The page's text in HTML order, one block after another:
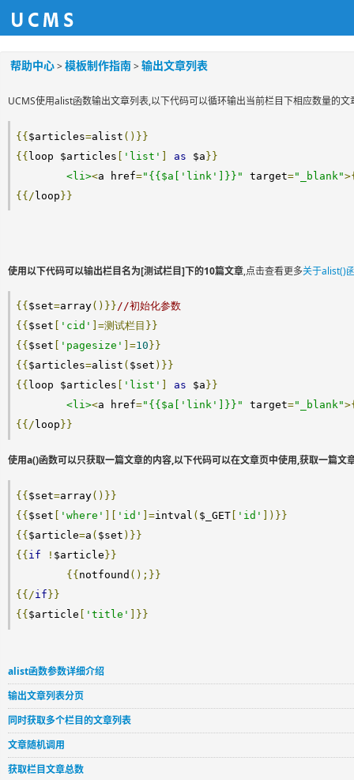
帮助中心>模板制作指南>输出文章列表
UCMS使用alist函数输出文章列表,以下代码可以循环输出当前栏目下相应数量的
{{ $articles=alist ()}}
{{ loop $articles 'list' as $a }}
<li><a href="{{$a['link']}}" target="_blank"
{{/ loop }}
使用以下代码可以输出栏目名为[测试栏目]下的10篇文章,点击查看更多关于alist()
{{ $set=array()}}//初始化参数
{{ $set 'cid'
]=测试栏目}}
{{ $set 'pagesize' ]=10 }}
{{ $articles=alist ( $set )}}
{{ loop $articles 'list' as $a }}
<li><a href="{{$a['link']}}" target="_blank"
{{/ loop }}
使用a()函数可以只获取一篇文章的内容,以下代码可以在文章页中使用,获取一篇文
{{ $set=array()}}
{{ $set 'where' 'id' ]=intval ( $_GET[ 'id'
])}}
{{ $article=a ( $set )}}
{{ if ! $article }}
{{ notfound ();}}
{{/if }}
{{ $article 'title' ]}}
alist函数参数详细介绍
输出文章列表分页
同时获取多个栏目的文章列表
文章随机调用
获取栏目文章总数